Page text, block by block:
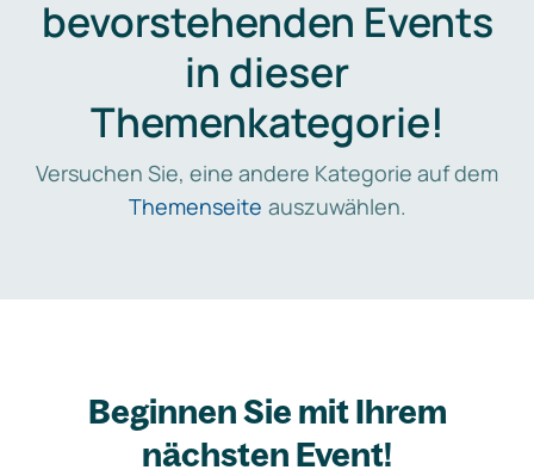
bevorstehenden Events
in dieser
Themenkategorie!
Versuchen Sie, eine andere Kategorie auf dem
Themenseite auszuwählen.
Beginnen Sie mit Ihrem
nächsten Event!